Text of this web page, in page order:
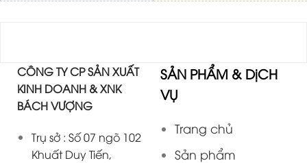
CÔNG TY CP SẢN XUẤT
KINH DOANH & XNK
BÁCH VƯỢNG
Trụ sở : Số 07 ngõ 102
Khuất Duy Tiến,
SẢN PHẨM & DịCH
VỤ
Trang chủ
Sản phẩm